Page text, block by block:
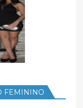
FEMININO